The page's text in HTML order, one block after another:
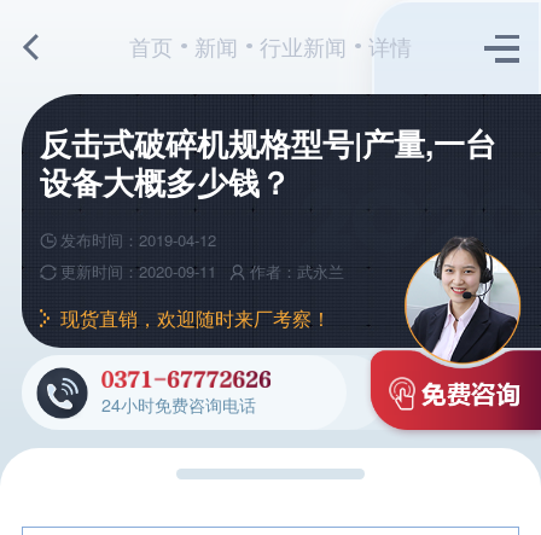
首页 新闻 行业新闻 详情
反击式破碎机规格型号|产量,一台
设备大概多少钱？
发布时间：2019-04-12
更新时间：2020-09-11
作者：武永兰
现货直销，欢迎随时来厂考察！
24小时免费咨询电话